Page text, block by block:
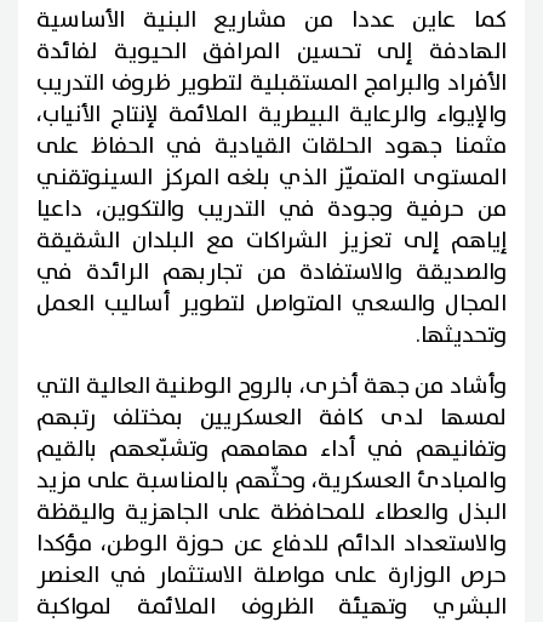
كما عاين عددا من مشاريع البنية الأساسية
الهادفة إلى تحسين المرافق الحيوية لفائدة
الأفراد والبرامج المستقبلية لتطوير ظروف التدريب
والإيواء والرعاية البيطرية الملائمة لإنتاج الأنياب،
مثمنا جهود الحلقات القيادية في الحفاظ على
المستوى المتميّز الذي بلغه المركز السينوتقني
من حرفية وجودة في التدريب والتكوين، داعيا
إياهم إلى تعزيز الشراكات مع البلدان الشقيقة
والصديقة والاستفادة من تجاربهم الرائدة في
المجال والسعي المتواصل لتطوير أساليب العمل
وتحديثها.
وأشاد من جهة أخرى، بالروح الوطنية العالية التي
لمسها لدى كافة العسكريين بمختلف رتبهم
وتفانيهم في أداء مهامهم وتشبّعهم بالقيم
والمبادئ العسكرية، وحثّهم بالمناسبة على مزيد
البذل والعطاء للمحافظة على الجاهزية واليقظة
والاستعداد الدائم للدفاع عن حوزة الوطن، مؤكدا
حرص الوزارة على مواصلة الاستثمار في العنصر
البشري وتهيئة الظروف الملائمة لمواكبة